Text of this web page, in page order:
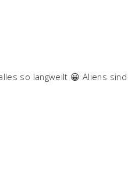
so langweilt 😀 Aliens